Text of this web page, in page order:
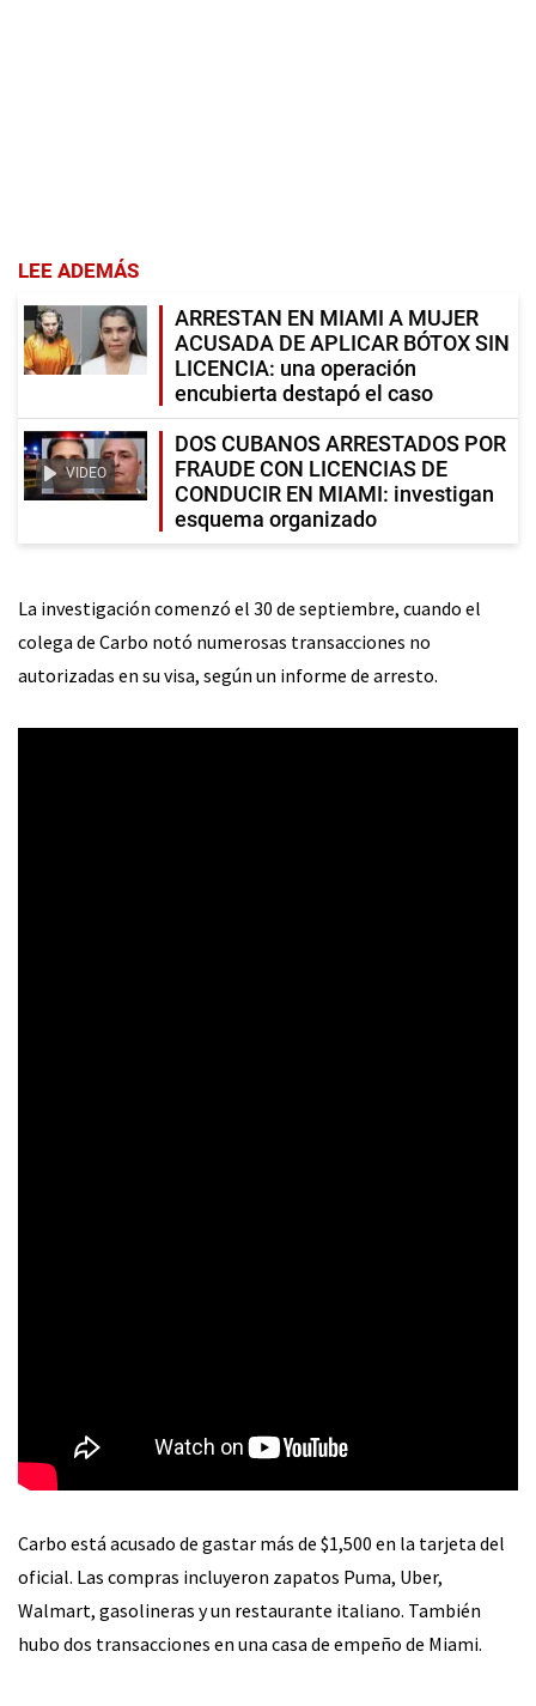
LEE ADEMÁS
ARRESTAN EN MIAMI A MUJER
ACUSADA DE APLICAR BÓTOX SIN
LICENCIA: una operación
encubierta destapó el caso
VIDEO
DOS CUBANOS ARRESTADOS POR
FRAUDE CON LICENCIAS DE
CONDUCIR EN MIAMI: investigan
esquema organizado
La investigación comenzó el 30 de septiembre, cuando el
colega de Carbo notó numerosas transacciones no
autorizadas en su visa, según un informe de arresto.
Carbo está acusado de gastar más de $1,500 en la tarjeta del
oficial. Las compras incluyeron zapatos Puma, Uber,
Walmart, gasolineras y un restaurante italiano. También
hubo dos transacciones en una casa de empeño de Miami.